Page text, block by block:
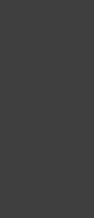
e qualità AXA
igieniche e
tempo. Le finiture
Italy valorizzano
contemporanea.
principali
Angelelli
Ø45×h21 cm